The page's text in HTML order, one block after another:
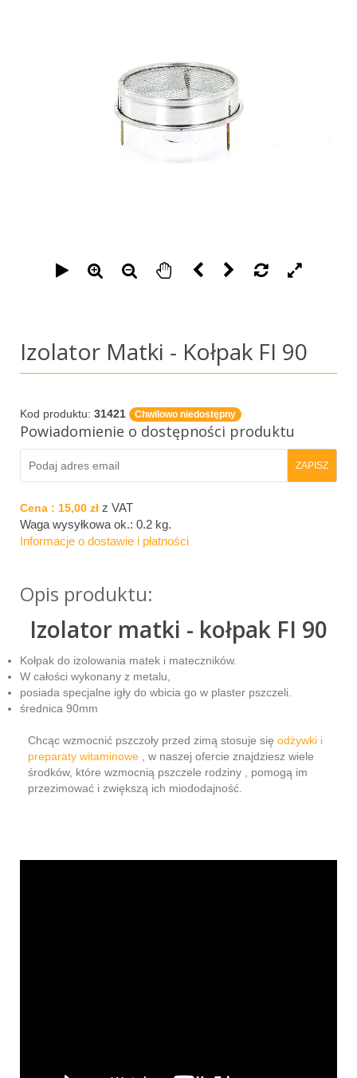
Izolator Matki - Kołpak FI 90
Kod produktu: 31421 Chwilowo niedostępny
Powiadomienie o dostępności produktu
Cena : 15,00 zł z VAT
Waga wysyłkowa ok.: 0.2 kg.
Informacje o dostawie i płatności
Opis produktu:
Izolator matki - kołpak FI 90
Kołpak do izolowania matek i mateczników.
W całości wykonany z metalu,
posiada specjalne igły do wbicia go w plaster pszczeli.
średnica 90mm
Chcąc wzmocnić pszczoły przed zimą stosuje się odżywki i
preparaty witaminowe , w naszej ofercie znajdziesz wiele
środków, które wzmocnią pszczele rodziny , pomogą im
przezimować i zwiększą ich miododajność.